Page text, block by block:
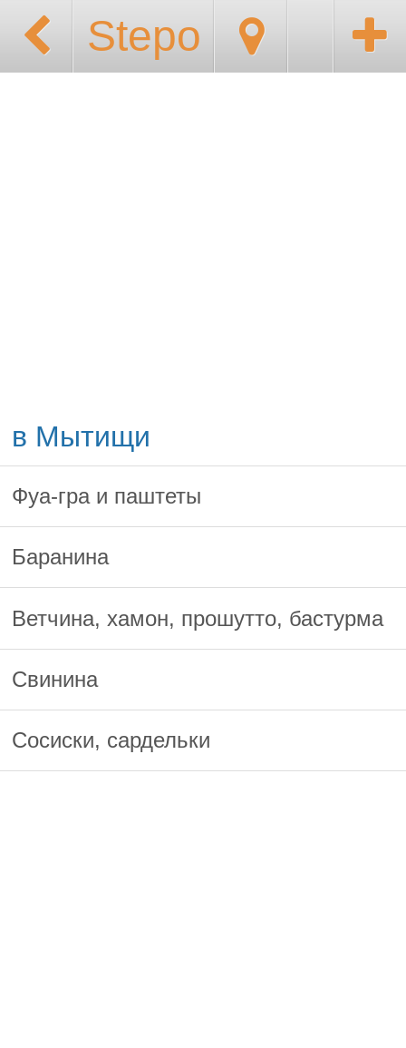
Stepo
в Мытищи
Фуа-гра и паштеты
Баранина
Ветчина, хамон, прошутто, бастурма
Свинина
Сосиски, сардельки